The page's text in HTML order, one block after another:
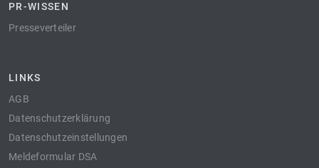
PR-WISSEN
Presseverteiler
LINKS
AGB
Datenschutzerklärung
Datenschutzeinstellungen
Meldeformular DSA